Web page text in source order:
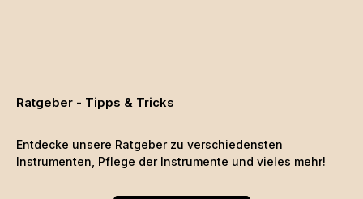
Ratgeber - Tipps & Tricks
Entdecke unsere Ratgeber zu verschiedensten
Instrumenten, Pflege der Instrumente und vieles mehr!